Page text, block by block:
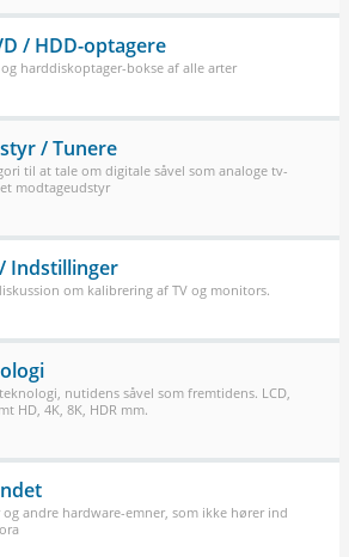
/ HDD-optagere
harddiskoptager-bokse af alle arter
/ Tunere
til at tale om digitale såvel som analoge tv-
modtageudstyr
Indstillinger
om kalibrering af TV og monitors.
nutidens såvel som fremtidens. LCD,
HD, 4K, 8K, HDR mm.
andre hardware-emner, som ikke hører ind